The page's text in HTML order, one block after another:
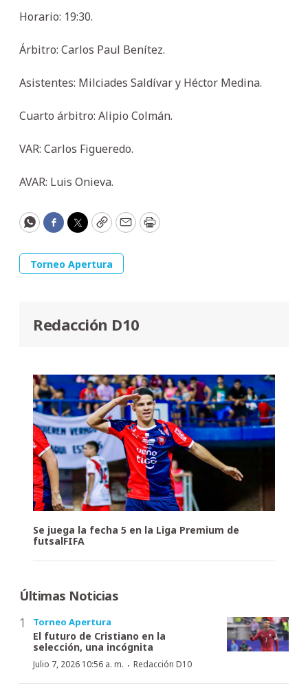
Horario: 19:30.
Árbitro: Carlos Paul Benítez.
Asistentes: Milciades Saldívar y Héctor Medina.
Cuarto árbitro: Alipio Colmán.
VAR: Carlos Figueredo.
AVAR: Luis Onieva.
WhatsApp
Facebook
Twitter
CopyEmailPrint
Torneo Apertura
Redacción D10
Se juega la fecha 5 en la Liga Premium de
futsalFIFA
Últimas Noticias
Torneo Apertura
El futuro de Cristiano en la
selección, una incógnita
Julio 7, 2026 10:56 a. m. · Redacción D10